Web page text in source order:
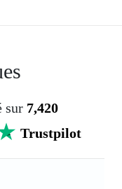
sur 7,420
Trustpilot